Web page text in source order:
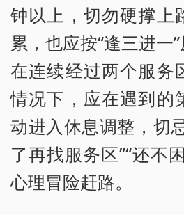
钟以上，切勿硬撑上
累，也应按“逢三进一
在连续经过两个服务
情况下，应在遇到的
动进入休息调整，切
了再找服务区”“还不
心理冒险赶路。